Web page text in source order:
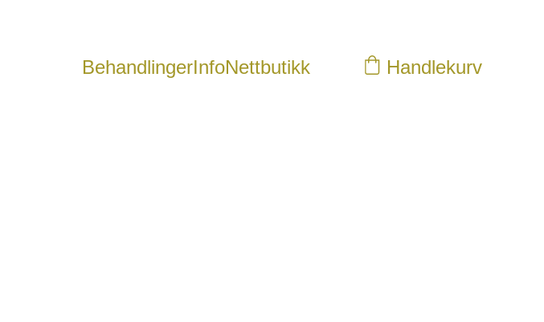
BehandlingerInfoNettbutikk Handlekurv